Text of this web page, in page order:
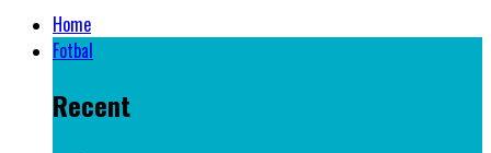
Home
Fotbal
Recent